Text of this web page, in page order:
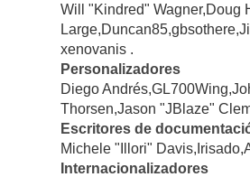
Will "Kindred" Wagner,Doug
xenovanis .
Personalizadores
Diego
Thorsen,Jason "JBlaze"
Escritores de
Michele "Illori"
Internacionalizadores